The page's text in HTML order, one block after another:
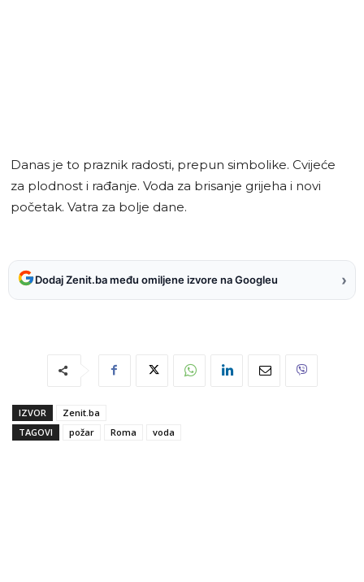
Danas je to praznik radosti, prepun simbolike. Cvijeće
za plodnost i rađanje. Voda za brisanje grijeha i novi
početak. Vatra za bolje dane.
Dodaj Zenit.ba među omiljene izvore na Googleu ›
IZVOR
Zenit.ba
TAGOVI
požar Roma voda